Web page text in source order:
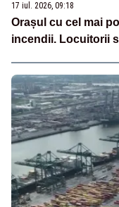
17 iul. 2026, 09:18
Orașul cu cel mai
incendii. Locuitorii